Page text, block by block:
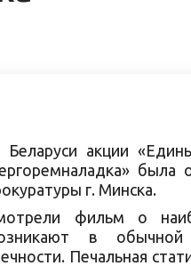
акции
была
г. Минска.
фильм о
в
Печальная